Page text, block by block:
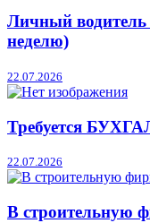
Личный водитель
неделю)
22.07.2026
Требуется
22.07.2026
В строительную